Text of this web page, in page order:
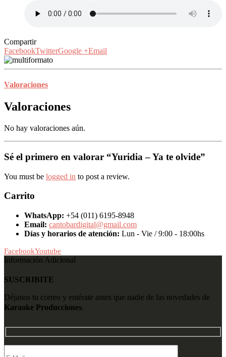
Compartir
FacebookTwitterGoogle +Email
Valoraciones
Valoraciones
No hay valoraciones aún.
Sé el primero en valorar “Yuridia – Ya te olvide”
You must be logged in to post a review.
Carrito
WhatsApp: +54 (011) 6195-8948
Email: cantobardigital@gmail.com
Días y horarios de atención: Lun - Vie / 9:00 - 18:00hs
FacebookYoutube
Información Adicional
SUSCRIBITE
Déjanos tu correo y entérate antes que nadie de las novedades de
Karaoke Producciones.